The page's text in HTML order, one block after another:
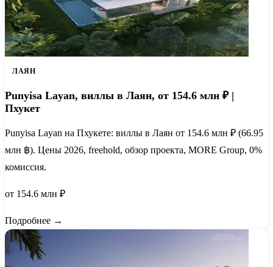
ЛАЯН
Punyisa Layan, виллы в Лаян, от 154.6 млн ₽ |
Пхукет
Punyisa Layan на Пхукете: виллы в Лаян от 154.6 млн ₽ (66.95
млн ฿). Цены 2026, freehold, обзор проекта, MORE Group, 0%
комиссия.
от 154.6 млн ₽
Подробнее →